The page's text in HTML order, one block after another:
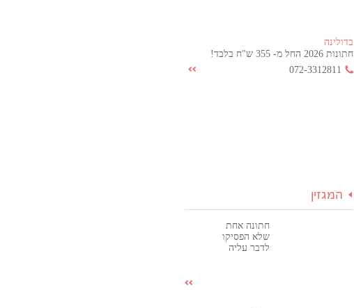
בדולינה
חתונות 2026 החל מ- 355 ש"ח בלבד!
072-3312811
המגזין
חתונה אחת
שלא הפסיקו
לדבר עליה